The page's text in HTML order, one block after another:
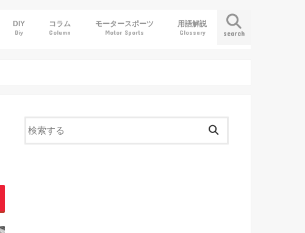
search
DIY
Diy
コラム
Column
モータースポーツ
Motor Sports
用語解説
Glossary